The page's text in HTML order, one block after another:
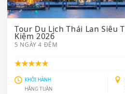
Tour Du Lịch Thái Lan Siêu
Kiệm 2026
5 NGÀY 4 ĐÊM
KHỞI HÀNH
HẰNG TUẦN